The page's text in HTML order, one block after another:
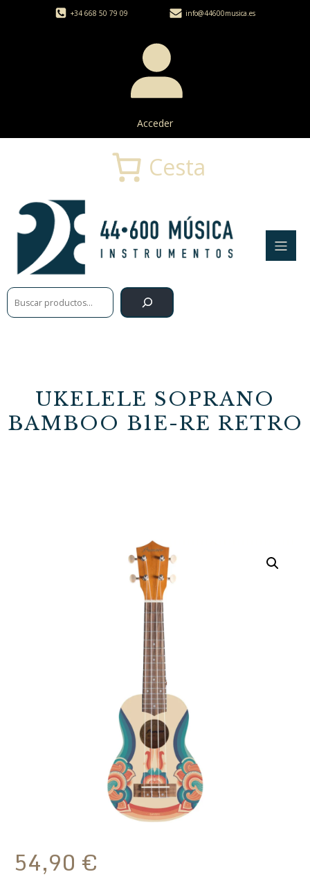
+34 668 50 79 09 info@44600musica.es
Acceder
Buscar
Cesta
UKELELE SOPRANO
BAMBOO B1E-RE RETRO
54,90 €